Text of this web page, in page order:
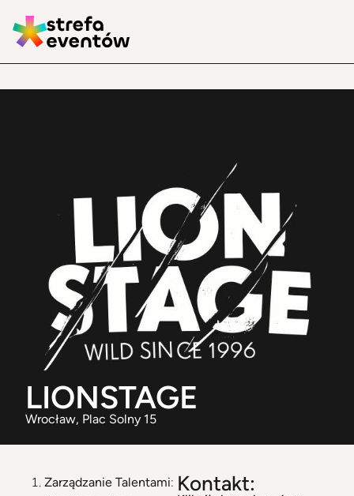
LIONSTAGE
Wrocław, Plac Solny 15
Zarządzanie Talentami: Kontakt: